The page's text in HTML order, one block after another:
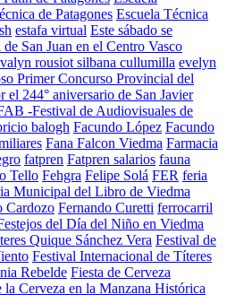
de Patagones Escuela Técnica
estafa virtual Este sábado se
San Juan en el Centro Vasco
rousiot silbana cullumilla evelyn
Primer Concurso Provincial del
el 244° aniversario de San Javier
-Festival de Audiovisuales de
balogh Facundo López Facundo
Fana Falcon Viedma Farmacia
fatpren Fatpren salarios fauna
Tello Fehgra Felipe Solá FER feria
Municipal del Libro de Viedma
Cardozo Fernando Curetti ferrocarril
del Día del Niño en Viedma
Quique Sánchez Vera Festival de
Festival Internacional de Títeres
Rebelde Fiesta de Cerveza
la Cerveza en la Manzana Histórica